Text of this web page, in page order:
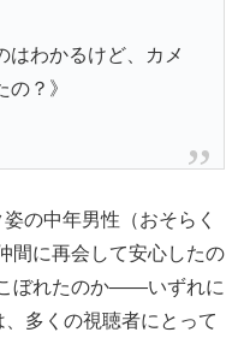
はわかるけど、カメ
？》
の中年男性（おそらく
間に再会して安心したの
ぼれたのか——いずれに
、多くの視聴者にとって